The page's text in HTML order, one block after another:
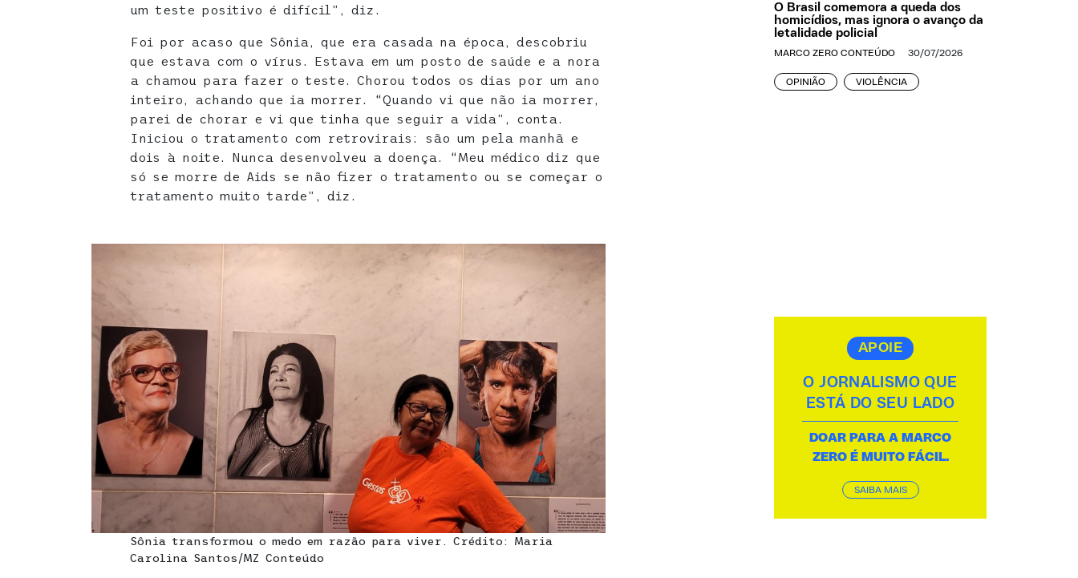
um teste positivo é difícil”, diz.
Foi por acaso que Sônia, que era casada na época, descobriu
que estava com o vírus. Estava em um posto de saúde e a nora
a chamou para fazer o teste. Chorou todos os dias por um ano
inteiro, achando que ia morrer. “Quando vi que não ia morrer,
parei de chorar e vi que tinha que seguir a vida”, conta.
Iniciou o tratamento com retrovirais: são um pela manhã e
dois à noite. Nunca desenvolveu a doença. “Meu médico diz que
só se morre de Aids se não fizer o tratamento ou se começar o
tratamento muito tarde”, diz.
Sônia transformou o medo em razão para viver. Crédito: Maria
Carolina Santos/MZ Conteúdo
O Brasil comemora a queda dos
homicídios, mas ignora o avanço da
letalidade policial
MARCO ZERO CONTEÚDO 30/07/2026
OPINIÃO VIOLÊNCIA
APOIE
O JORNALISMO QUE
ESTÁ DO SEU LADO
DOAR PARA A MARCO
ZERO É MUITO FÁCIL.
SAIBA MAIS